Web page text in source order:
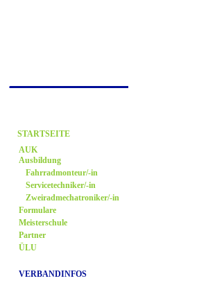
STARTSEITE
AUK
Ausbildung
Fahrradmonteur/-in
Servicetechniker/-in
Zweiradmechatroniker/-in
Formulare
Meisterschule
Partner
ÜLU
VERBANDINFOS